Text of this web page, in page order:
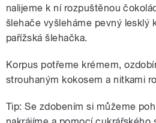
nalijeme k ní rozpuštěnou
šlehače vyšleháme pevný lesklý
pařížská šlehačka.
Korpus potřeme krémem,
strouhaným kokosem a nitkami
Tip: Se zdobením si můžeme